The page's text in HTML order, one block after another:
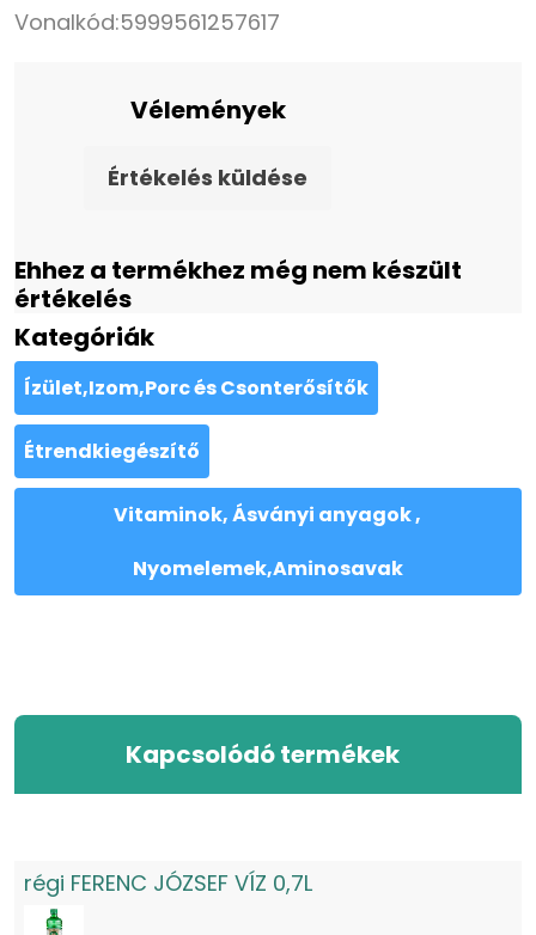
Vonalkód:5999561257617
Vélemények
Értékelés küldése
Ehhez a termékhez még nem készült
értékelés
Kategóriák
Ízület,Izom,Porc és Csonterősítők
Étrendkiegészítő
Vitaminok, Ásványi anyagok ,
Nyomelemek,Aminosavak
Kapcsolódó termékek
régi FERENC JÓZSEF VÍZ 0,7L